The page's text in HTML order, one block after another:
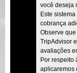
você deseja
Este
cobrança
Observe
TripAdvisor
avaliações
Por respeito
aplicaremos